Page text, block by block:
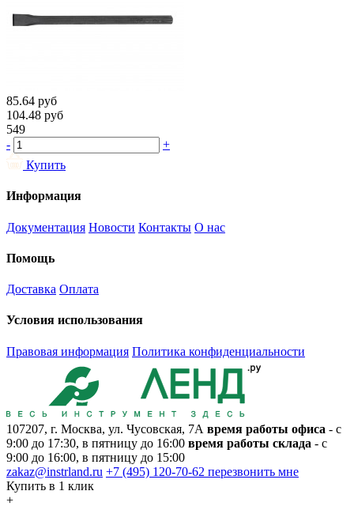
85.64 руб
104.48 руб
549
-
+
Купить
Информация
Документация Новости Контакты О нас
Помощь
Доставка Оплата
Условия использования
Правовая информация Политика конфиденциальности
107207, г. Москва, ул. Чусовская, 7А время работы офиса - с
9:00 до 17:30, в пятницу до 16:00 время работы склада - с
9:00 до 16:00, в пятницу до 15:00
zakaz@instrland.ru +7 (495) 120-70-62 перезвонить мне
Купить в 1 клик
+